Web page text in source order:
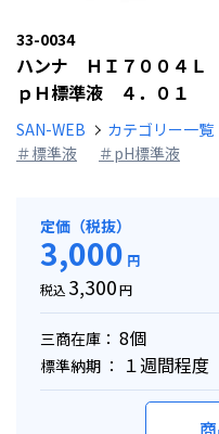
33-0034
ハンナ ＨＩ７００４Ｌ
ｐＨ標準液 ４．０１
SAN-WEB カテゴリー一覧
＃標準液
＃pH標準液
定価（税抜）
3,000 円
税込 3,300円
三商在庫： 8個
標準納期 ： １週間程度